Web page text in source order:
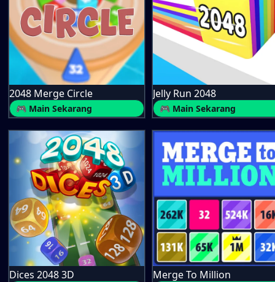
2048 Merge Circle
🎮 Main Sekarang
Jelly Run 2048
🎮 Main Sekarang
Dices 2048 3D Merge To Million